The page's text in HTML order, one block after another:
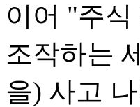
이어 "주
조작하는
을) 사고